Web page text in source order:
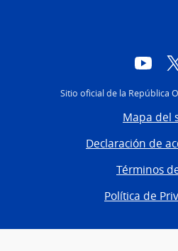
Sitio oficial de la República
Mapa del
Declaración de
Términos
Política de